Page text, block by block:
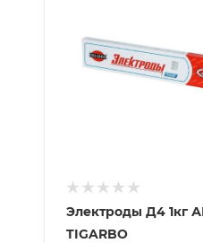
Электроды Д4 1кг АНО-21
TIGARBO